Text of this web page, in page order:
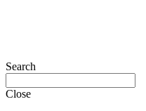
Search
Close